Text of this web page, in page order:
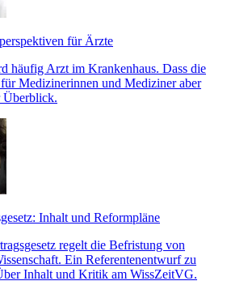
für Ärzte
häufig Arzt im Krankenhaus. Dass die
Medizinerinnen und Mediziner aber
Überblick.
Inhalt und Reformpläne
regelt die Befristung von
Ein Referentenentwurf zu
Inhalt und Kritik am WissZeitVG.